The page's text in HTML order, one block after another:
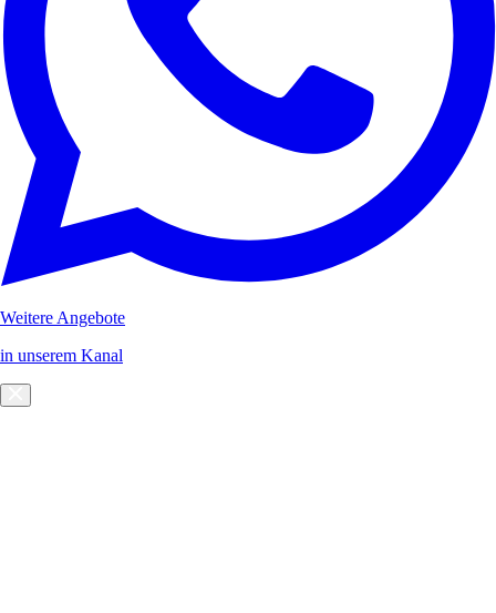
Weitere Angebote
in unserem Kanal